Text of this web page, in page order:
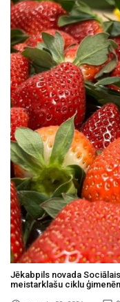
Jēkabpils novada
meistarklašu ciklu